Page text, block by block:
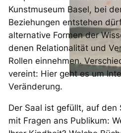
Kunstmuseum Basel, bei
Beziehungen entstehen
alternative Formen der
denen Relationalität und
Rollen einnehmen.
vereint: Hier geht es um
Veränderung.
Der Saal ist gefüllt, auf den
mit Fragen ans Publikum: